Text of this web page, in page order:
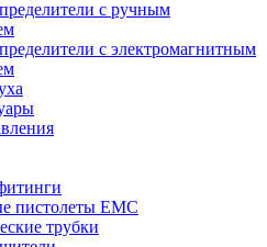
с ручным
с электромагнитным
пистолеты ЕМС
трубки